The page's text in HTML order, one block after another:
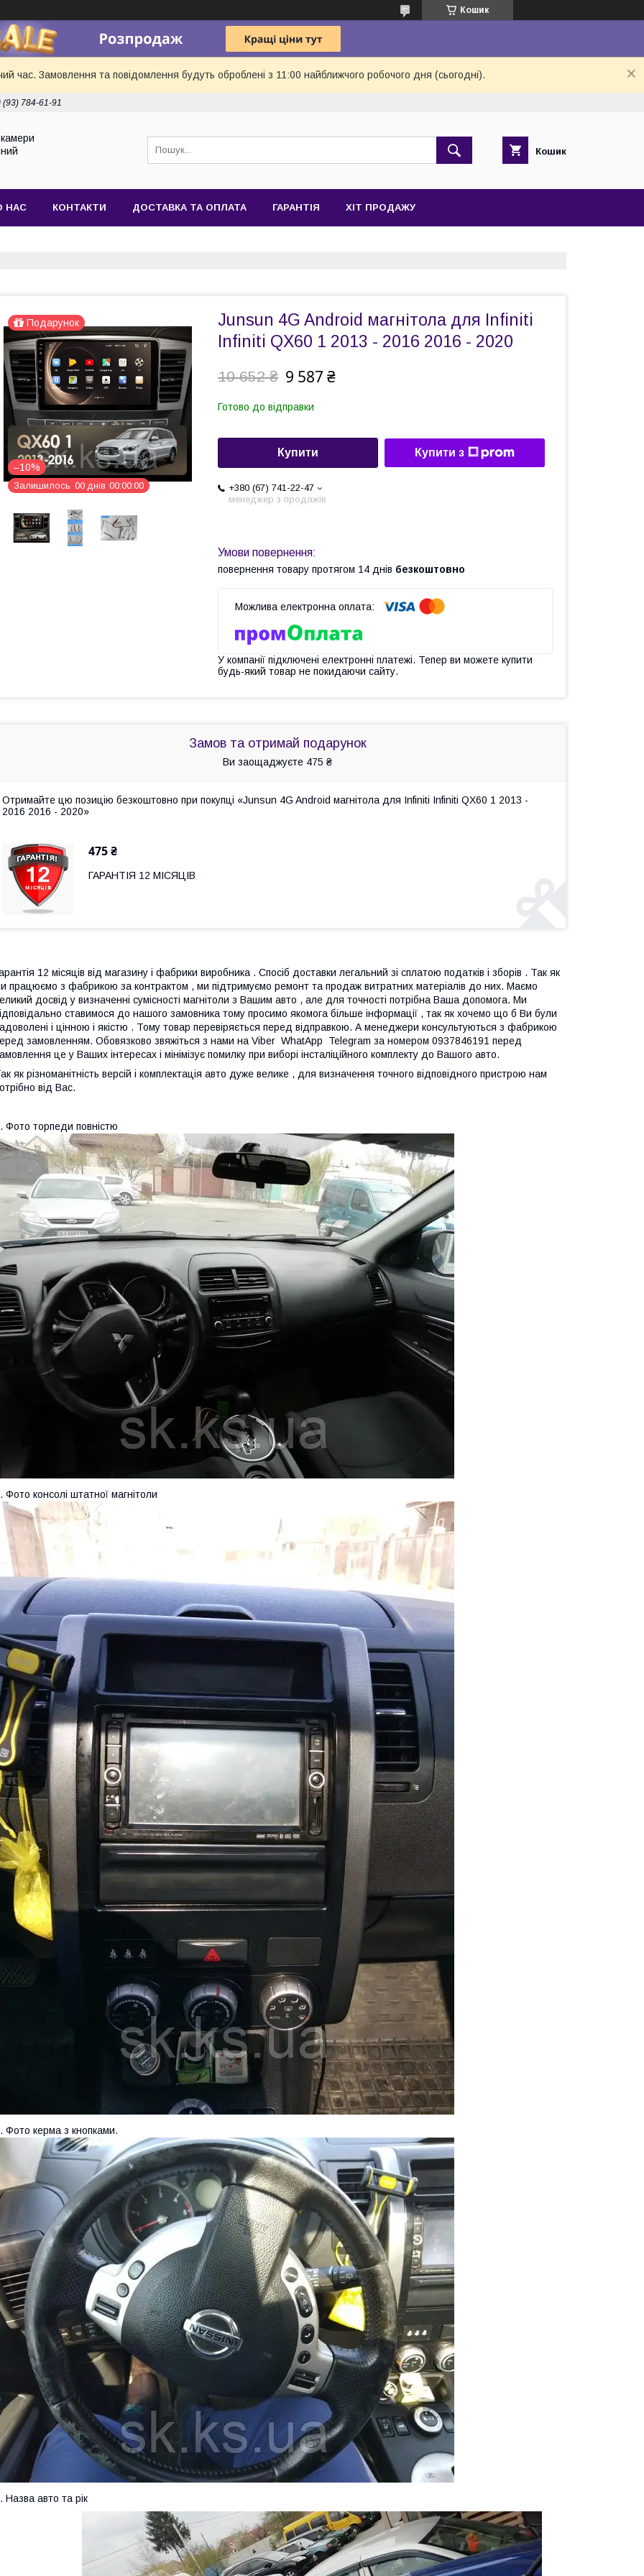
Кошик
час. Замовлення та повідомлення будуть оброблені з 11:00 найближчого робочого дня (сьогодні).
(93) 784-61-91
Кошик
НАС КОНТАКТИ ДОСТАВКА ТА ОПЛАТА ГАРАНТІЯ ХІТ ПРОДАЖУ
Подарунок
–10%
Залишилось 00 днів 00 00 00
Junsun 4G Android магнітола для Infiniti
Infiniti QX60 1 2013 - 2016 2016 - 2020
10 652 ₴ 9 587 ₴
Готово до відправки
Купити Купити з
+380 (67) 741-22-47
менеджер з продажів
повернення товару протягом 14 днів безкоштовно
У компанії підключені електронні платежі. Тепер ви можете купити
будь-який товар не покидаючи сайту.
Замов та отримай подарунок
Ви заощаджуєте 475 ₴
Отримайте цю позицію безкоштовно при покупці «Junsun 4G Android магнітола для Infiniti Infiniti QX60 1 2013 -
2016 2016 - 2020»
475 ₴
ГАРАНТІЯ 12 МІСЯЦІВ
12 місяців від магазину і фабрики виробника . Спосіб доставки легальний зі сплатою податків і зборів . Так як
працюємо з фабрикою за контрактом , ми підтримуємо ремонт та продаж витратних матеріалів до них. Маємо
досвід у визначенні сумісності магнітоли з Вашим авто , але для точності потрібна Ваша допомога. Ми
ставимося до нашого замовника тому просимо якомога більше інформації , так як хочемо що б Ви були
і цінною і якістю . Тому товар перевіряється перед відправкою. А менеджери консультуються з фабрикою
замовленням. Обовязково звяжіться з нами на Viber WhatApp Telegram за номером 0937846191 перед
це у Ваших інтересах і мінімізує помилку при виборі інсталіційного комплекту до Вашого авто.
як різноманітність версій і комплектація авто дуже велике , для визначення точного відповідного пристрою нам
від Вас.
Фото торпеди повністю
Фото консолі штатної магнітоли
Фото керма з кнопками.
Назва авто та рік